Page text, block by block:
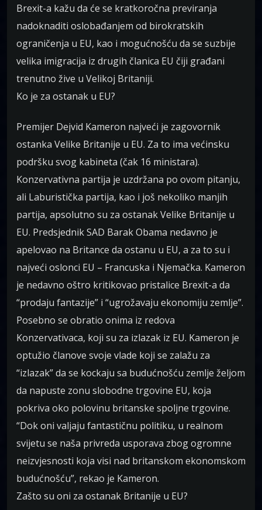
Brexit-a kažu da će se kratkoročna previranja
nadoknaditi oslobađanjem od birokratskih
ograničenja u EU, kao i mogućnošću da se suzbije
velika imigracija iz drugih članica EU čiji građani
trenutno žive u Velikoj Britaniji.
Ko je za ostanak u EU?
Premijer Dejvid Kameron najveći je zagovornik
ostanka Velike Britanije u EU. Za to ima većinsku
podršku svog kabineta (čak 16 ministara).
Konzervativna partija je uzdržana po ovom pitanju,
ali Laburistička partija, kao i još nekoliko manjih
partija, apsolutno su za ostanak Velike Britanije u
EU. Predsjednik SAD Barak Obama nedavno je
apelovao na Britance da ostanu u EU, a za to su i
najveći oslonci EU – Francuska i Njemačka. Kameron
je nedavno oštro kritikovao pristalice Brexit-a da
“prodaju fantazije” i “ugrožavaju ekonomiju zemlje”.
Posebno se obratio onima iz redova
Konzervativaca, koji su za izlazak iz EU. Kameron je
optužio članove svoje vlade koji se zalažu za
“izlazak” da se kockaju sa budućnošću zemlje željom
da napuste zonu slobodne trgovine EU, koja
pokriva oko polovinu britanske spoljne trgovine.
“Dok oni valjaju fantastičnu politiku, u realnom
svijetu se naša privreda usporava zbog ogromne
neizvjesnosti koja visi nad britanskom ekonomskom
budućnošću”, rekao je Kameron.
Zašto su oni za ostanak Britanije u EU?